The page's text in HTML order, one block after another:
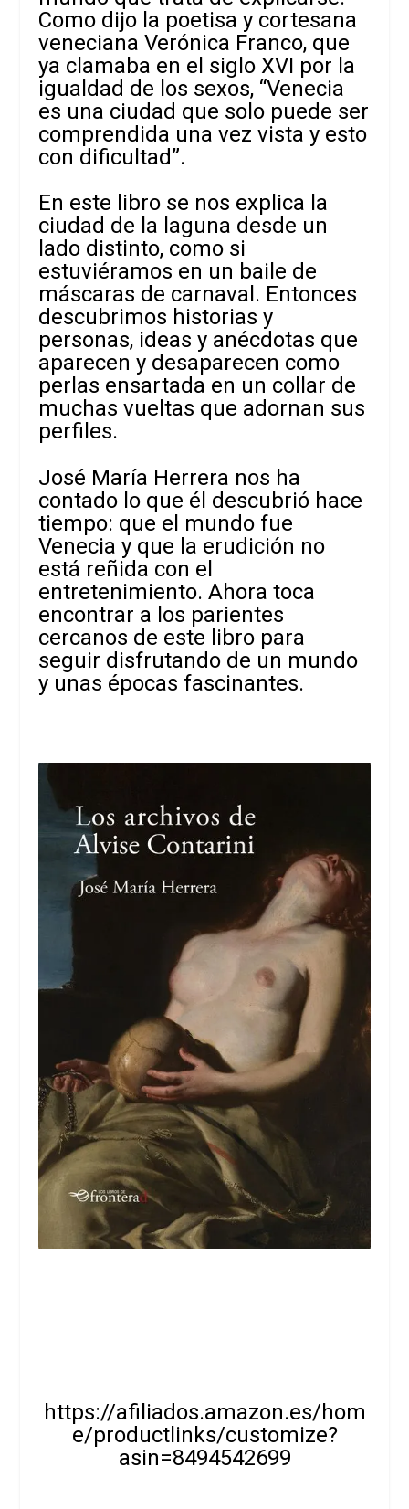
Como dijo la poetisa y cortesana
veneciana Verónica Franco, que
ya clamaba en el siglo XVI por la
igualdad de los sexos, “Venecia
es una ciudad que solo puede ser
comprendida una vez vista y esto
con dificultad”.
En este libro se nos explica la
ciudad de la laguna desde un
lado distinto, como si
estuviéramos en un baile de
máscaras de carnaval. Entonces
descubrimos historias y
personas, ideas y anécdotas que
aparecen y desaparecen como
perlas ensartada en un collar de
muchas vueltas que adornan sus
perfiles.
José María Herrera nos ha
contado lo que él descubrió hace
tiempo: que el mundo fue
Venecia y que la erudición no
está reñida con el
entretenimiento. Ahora toca
encontrar a los parientes
cercanos de este libro para
seguir disfrutando de un mundo
y unas épocas fascinantes.
https://afiliados.amazon.es/hom
e/productlinks/customize?
asin=8494542699